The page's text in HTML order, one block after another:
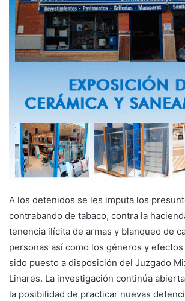
A los detenidos se les imputa los
contrabando de tabaco, contra la
tenencia ilícita de armas y blanqueo de
personas así como los géneros y
sido puesto a disposición del Juzgado
Linares. La investigación continúa
la posibilidad de practicar nuevas